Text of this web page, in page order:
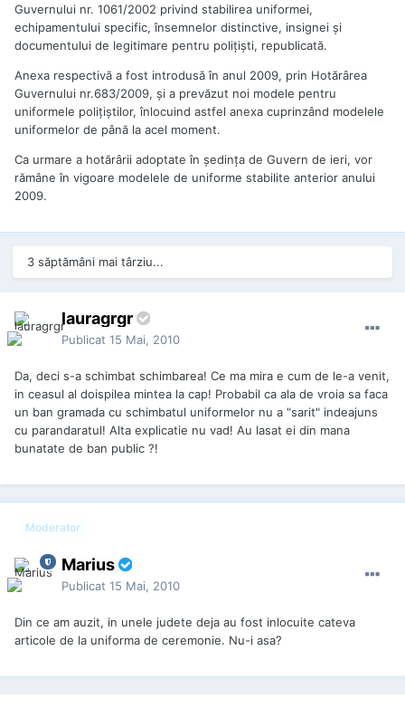
Guvernului nr. 1061/2002 privind stabilirea uniformei,
echipamentului specific, însemnelor distinctive, insignei şi
documentului de legitimare pentru poliţişti, republicată.
Anexa respectivă a fost introdusă în anul 2009, prin Hotărârea
Guvernului nr.683/2009, şi a prevăzut noi modele pentru
uniformele poliţiştilor, înlocuind astfel anexa cuprinzând modelele
uniformelor de până la acel moment.
Ca urmare a hotărârii adoptate în şedinţa de Guvern de ieri, vor
rămâne în vigoare modelele de uniforme stabilite anterior anului
2009.
3 săptămâni mai târziu...
lauragrgr
Publicat 15 Mai, 2010
Da, deci s-a schimbat schimbarea! Ce ma mira e cum de le-a venit,
in ceasul al doispilea mintea la cap! Probabil ca ala de vroia sa faca
un ban gramada cu schimbatul uniformelor nu a "sarit" indeajuns
cu parandaratul! Alta explicatie nu vad! Au lasat ei din mana
bunatate de ban public ?!
Moderator
Marius
Publicat 15 Mai, 2010
Din ce am auzit, in unele judete deja au fost inlocuite cateva
articole de la uniforma de ceremonie. Nu-i asa?